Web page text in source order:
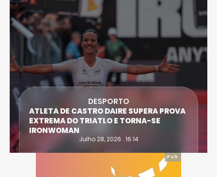
DESPORTO
ATLETA DE CASTRO DAIRE SUPERA PROVA
EXTREMA DO TRIATLO E TORNA-SE
IRONWOMAN
Julho 28, 2026 . 16:14
Pub